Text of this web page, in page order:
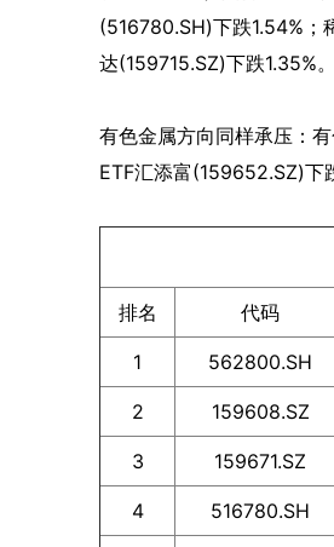
(516780.SH)下跌1.54%；
达(159715.SZ)下跌1.35%。
有色金属方向同样承压：
ETF汇添富(159652.SZ)下
排名 代码
1 562800.SH
2 159608.SZ
3 159671.SZ
4 516780.SH